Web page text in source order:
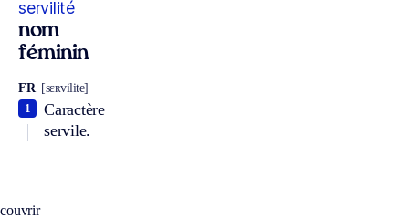
servilité
nom
féminin
FR [sɛʀvilite]
Caractère
servile.
1